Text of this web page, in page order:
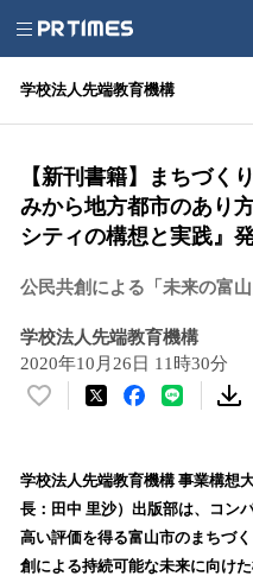
学校法人先端教育機構
【新刊書籍】まちづく
みから地方都市のあり
シティの構想と実践』
公民共創による「未来の富
学校法人先端教育機構
2020年10月26日 11時30分
い
！
数
を
読
学校法人先端教育機構 事業構想
長：田中 里沙）出版部は、コン
高い評価を得る富山市のまちづ
創による持続可能な未来に向け